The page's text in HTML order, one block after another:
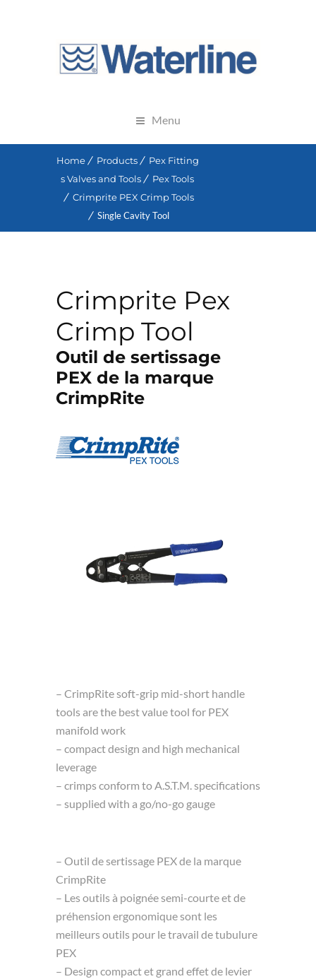
Menu
Home Products
Pex Fitting
s Valves and Tools
Pex Tools
Crimprite PEX Crimp Tools
Single Cavity Tool
Crimprite Pex
Crimp Tool
Outil de sertissage
PEX de la marque
CrimpRite
– CrimpRite soft-grip mid-short handle
tools are the best value tool for PEX
manifold work
– compact design and high mechanical
leverage
– crimps conform to A.S.T.M. specifications
– supplied with a go/no-go gauge
– Outil de sertissage PEX de la marque
CrimpRite
– Les outils à poignée semi-courte et de
préhension ergonomique sont les
meilleurs outils pour le travail de tubulure
PEX
– Design compact et grand effet de levier